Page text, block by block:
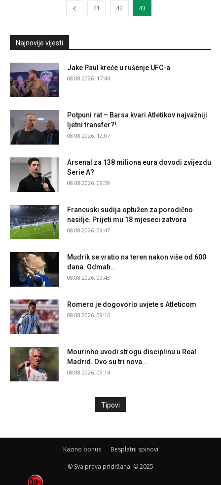
41 42 43
Najnovije vijesti
Jake Paul kreće u rušenje UFC-a
08.08.2026. 17:44
Potpuni rat – Barsa kvari Atletikov najvažniji
ljetni transfer?!
08.08.2026. 12:07
Arsenal za 138 miliona eura dovodi zvijezdu
Serie A?
08.08.2026. 09:59
Francuski sudija optužen za porodično
nasilje. Prijeti mu 18 mjeseci zatvora
08.08.2026. 09:47
Mudrik se vratio na teren nakon više od 600
dana. Odmah...
08.08.2026. 09:43
Romero je dogovorio uvjete s Atleticom
08.08.2026. 09:16
Mourinho uvodi strogu disciplinu u Real
Madrid. Ovo su tri nova...
08.08.2026. 09:14
Tipovi
Kazino bonus Besplatni spinovi
© Sva prava pridržana. © 2025